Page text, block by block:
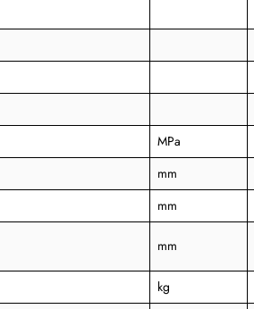
MPa
mm
mm
mm
kg